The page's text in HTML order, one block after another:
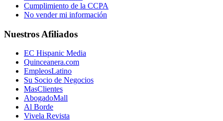
Cumplimiento de la CCPA
No vender mi información
Nuestros Afiliados
EC Hispanic Media
Quinceanera.com
EmpleosLatino
Su Socio de Negocios
MasClientes
AbogadoMall
Al Borde
Vivela Revista